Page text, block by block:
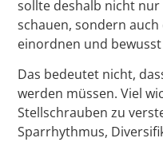
sollte deshalb nicht
schauen, sondern auch
einordnen und
Das bedeutet nicht,
werden müssen. Viel
Stellschrauben zu
Sparrhythmus,